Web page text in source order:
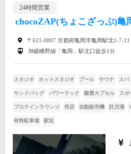
24時間営業
chocoZAP(ちょこざっぷ)亀
〒621-0807 京都府亀岡市亀岡駅北1-7-
JR嵯峨野線「亀岡」駅北口徒歩1分
スタジオ ホットスタジオ プール サウナ スパ
サンドバッグ パワーラック 酸素カプセル スポ
プロテインラウンジ 売店 自動販売機 託児場
有料駐車場 駅近